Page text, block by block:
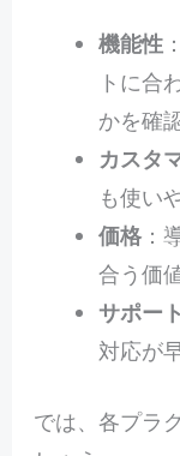
機能性
トに合
かを確
カスタ
も使い
価格：
合う価
サポー
対応が
では、各プラ